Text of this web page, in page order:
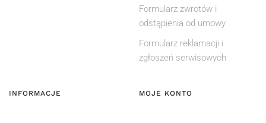
Formularz zwrotów i
odstąpienia od umowy
Formularz reklamacji i
zgłoszeń serwisowych
INFORMACJE MOJE KONTO